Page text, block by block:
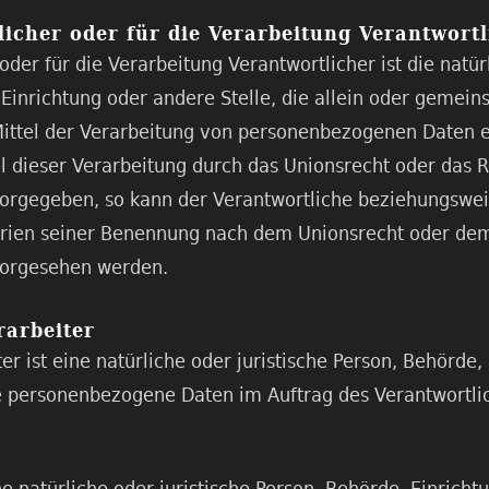
oder für die Verarbeitung
für die Verarbeitung Verantwortlicher ist die
oder andere Stelle, die allein oder
der Verarbeitung von personenbezogenen Daten
dieser Verarbeitung durch das Unionsrecht oder das
so kann der Verantwortliche
seiner Benennung nach dem Unionsrecht oder
werden.
ist eine natürliche oder juristische Person,
Daten im Auftrag des